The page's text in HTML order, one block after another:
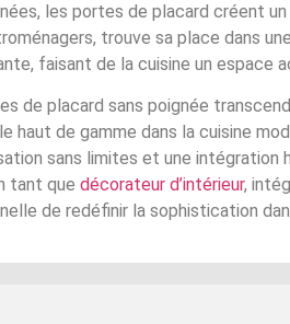
les portes de placard créent
trouve sa place dans
faisant de la cuisine un espace
de placard sans poignée
haut de gamme dans la cuisine
sans limites et une
tant que décorateur d’intérieur,
de redéfinir la sophistication